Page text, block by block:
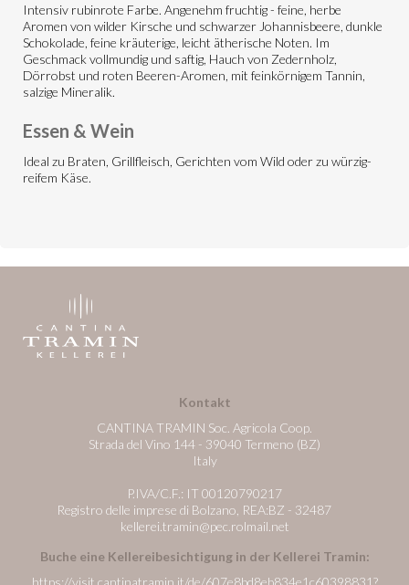
Intensiv rubinrote Farbe. Angenehm fruchtig - feine, herbe
Aromen von wilder Kirsche und schwarzer Johannisbeere, dunkle
Schokolade, feine kräuterige, leicht ätherische Noten. Im
Geschmack vollmundig und saftig, Hauch von Zedernholz,
Dörrobst und roten Beeren-Aromen, mit feinkörnigem Tannin,
salzige Mineralik.
Essen & Wein
Ideal zu Braten, Grillfleisch, Gerichten vom Wild oder zu würzig-
reifem Käse.
Kontakt
CANTINA TRAMIN Soc. Agricola Coop.
Strada del Vino 144 - 39040 Termeno (BZ)
Italy
P.IVA/C.F.: IT 00120790217
Registro delle imprese di Bolzano, REA:BZ - 32487
kellerei.tramin@pec.rolmail.net
Buche eine Kellereibesichtigung in der Kellerei Tramin:
https://visit.cantinatramin.it/de/607e8bd8eb834e1c60398831?